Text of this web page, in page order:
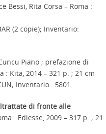
Bessi, Rita Corsa – Roma :
(2 copie); Inventario:
Piano ; prefazione di
: Kita, 2014 – 321 p. ; 21 cm
Inventario: 5801
di fronte alle
: Ediesse, 2009 – 317 p. ; 21